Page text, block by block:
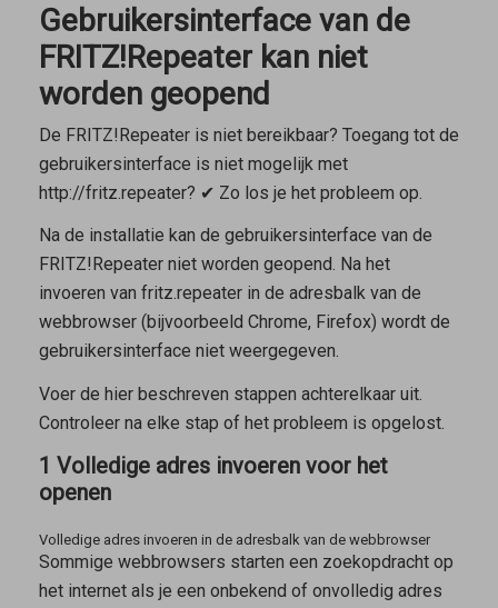
Gebruikersinterface van de
FRITZ!Repeater kan niet
worden geopend
De FRITZ!Repeater is niet bereikbaar? Toegang tot de
gebruikersinterface is niet mogelijk met
http://fritz.repeater? ✔ Zo los je het probleem op.
Na de installatie kan de gebruikersinterface van de
FRITZ!Repeater niet worden geopend. Na het
invoeren van fritz.repeaterin de adresbalk van de
webbrowser (bijvoorbeeld Chrome, Firefox) wordt de
gebruikersinterface niet weergegeven.
Voer de hier beschreven stappen achterelkaar uit.
Controleer na elke stap of het probleem is opgelost.
1 Volledige adres invoeren voor het
openen
Volledige adres invoeren in de adresbalk van de webbrowser
Sommige webbrowsers starten een zoekopdracht op
het internet als je een onbekend of onvolledig adres